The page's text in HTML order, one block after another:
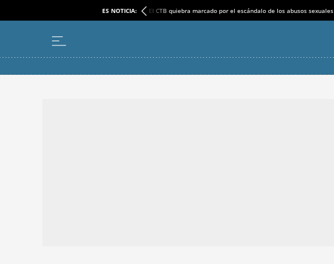
ES NOTICIA: El CTB quiebra marcado por el escándalo de los abusos sexuales